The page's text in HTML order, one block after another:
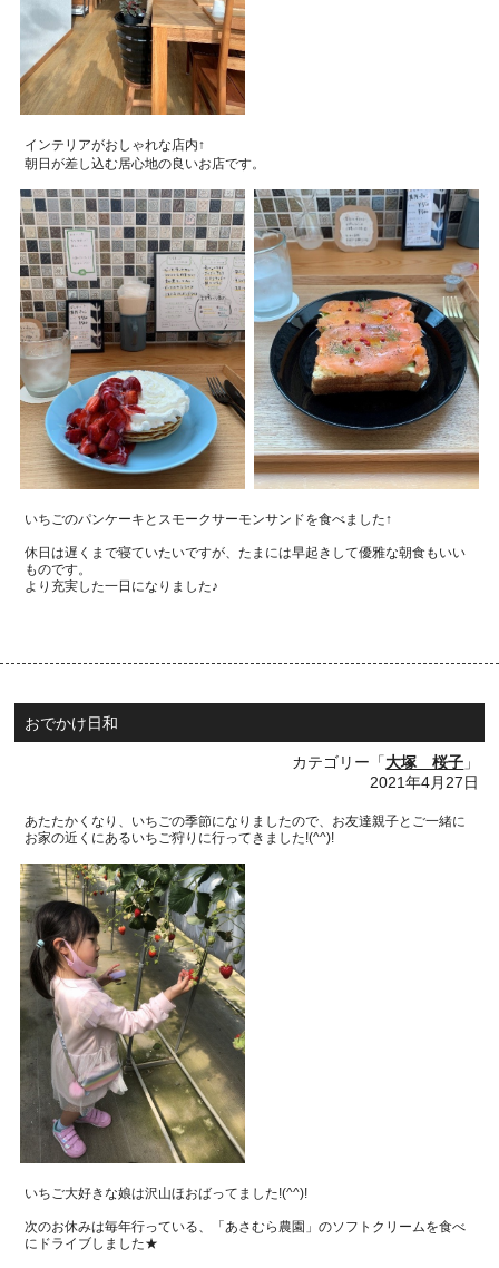
インテリアがおしゃれな店内↑
朝日が差し込む居心地の良いお店です。
いちごのパンケーキとスモークサーモンサンドを食べました↑
休日は遅くまで寝ていたいですが、 たまには早起きして優雅な朝食もいい
ものです。
より充実した一日になりました♪
おでかけ日和
カテゴリー「大塚 桜子 」
2021年4月27日
あたたかくなり、いちごの季節になりましたので、 お友達親子とご一緒に
お家の近くにあるいちご狩りに行ってきました!(^^)!
いちご大好きな娘は沢山ほおばってました!(^^)!
次のお休みは毎年行っている、
「あさむら農園」のソフトクリームを食べ
にドライブしました★